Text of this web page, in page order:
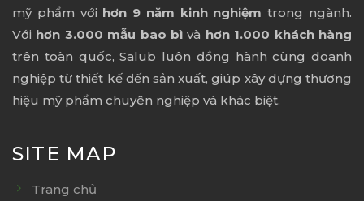
mỹ phẩm với hơn 9 năm kinh nghiệm trong ngành.
Với hơn 3.000 mẫu bao bì và hơn 1.000 khách hàng
trên toàn quốc, Salub luôn đồng hành cùng doanh
nghiệp từ thiết kế đến sản xuất, giúp xây dựng thương
hiệu mỹ phẩm chuyên nghiệp và khác biệt.
SITE MAP
Trang chủ